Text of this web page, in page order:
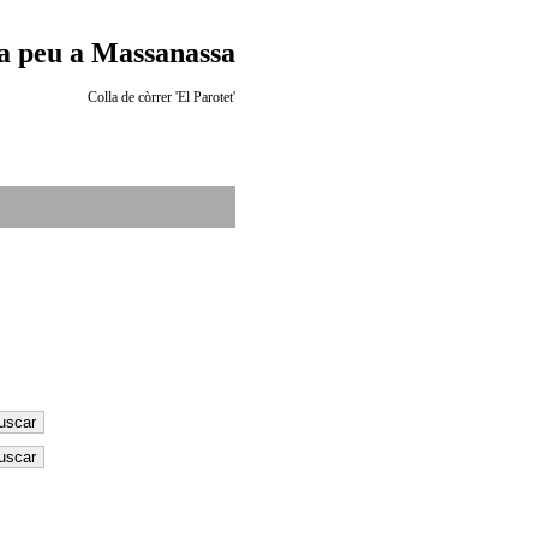
peu a Massanassa
Colla de còrrer 'El Parotet'